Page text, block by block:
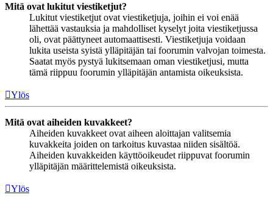
Mitä ovat lukitut viestiketjut?
Lukitut viestiketjut ovat viestiketjuja, joihin ei voi enää
lähettää vastauksia ja mahdolliset kyselyt joita viestiketjussa
oli, ovat päättyneet automaattisesti. Viestiketjuja voidaan
lukita useista syistä ylläpitäjän tai foorumin valvojan toimesta.
Saatat myös pystyä lukitsemaan oman viestiketjusi, mutta
tämä riippuu foorumin ylläpitäjän antamista oikeuksista.
Ylös
Mitä ovat aiheiden kuvakkeet?
Aiheiden kuvakkeet ovat aiheen aloittajan valitsemia
kuvakkeita joiden on tarkoitus kuvastaa niiden sisältöä.
Aiheiden kuvakkeiden käyttöoikeudet riippuvat foorumin
ylläpitäjän määrittelemistä oikeuksista.
Ylös